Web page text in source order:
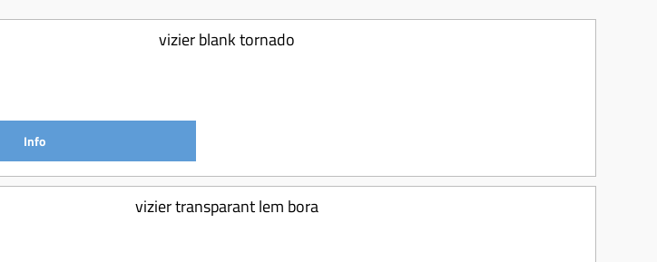
vizier blank tornado
Info
vizier transparant lem bora